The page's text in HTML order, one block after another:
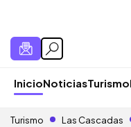
InicioNoticiasTurismo
Turismo Las Cascadas